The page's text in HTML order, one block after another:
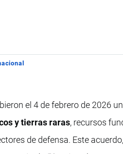
el 4 de febrero de 2026
y tierras raras, recursos
de defensa. Este